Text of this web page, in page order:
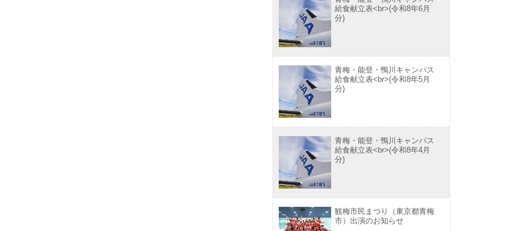
給食献立表<br>(令和8年6月
分)
青梅・能登・鴨川キャンパス
給食献立表<br>(令和8年5月
分)
青梅・能登・鴨川キャンパス
給食献立表<br>(令和8年4月
分)
観梅市民まつり（東京都青梅
市）出演のお知らせ